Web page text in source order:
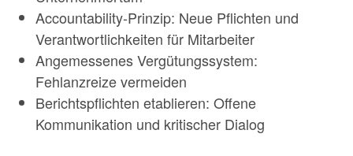
Accountability-Prinzip: Neue Pflichten und
Verantwortlichkeiten für Mitarbeiter
Angemessenes Vergütungssystem:
Fehlanzreize vermeiden
Berichtspflichten etablieren: Offene
Kommunikation und kritischer Dialog